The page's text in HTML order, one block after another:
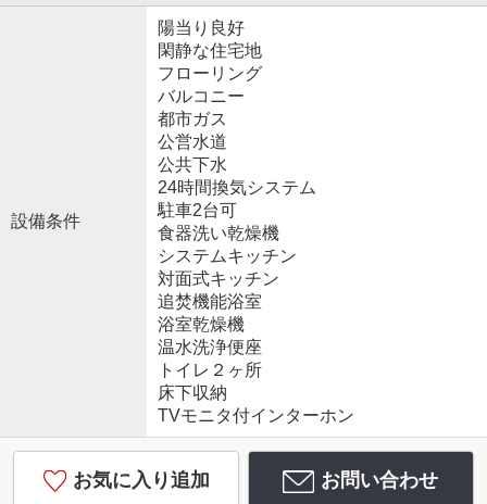
設備条件
陽当り良好
閑静な住宅地
フローリング
バルコニー
都市ガス
公営水道
公共下水
24時間換気システム
駐車2台可
食器洗い乾燥機
システムキッチン
対面式キッチン
追焚機能浴室
浴室乾燥機
温水洗浄便座
トイレ２ヶ所
床下収納
TVモニタ付インターホン
お気に入り追加 お問い合わせ